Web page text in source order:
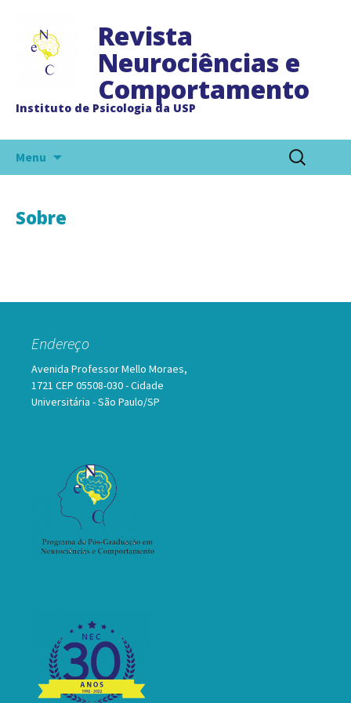
Revista
Neurociências e
Comportamento
Instituto de Psicologia da USP
Menu
Pesquisar
por:
Sobre
Endereço
Avenida Professor Mello Moraes,
1721 CEP 05508-030 - Cidade
Universitária - São Paulo/SP